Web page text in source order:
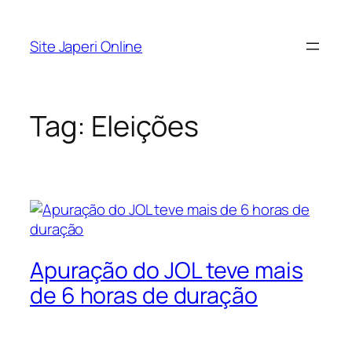
Site Japeri Online
Tag: Eleições
Apuração do JOL teve mais
de 6 horas de duração